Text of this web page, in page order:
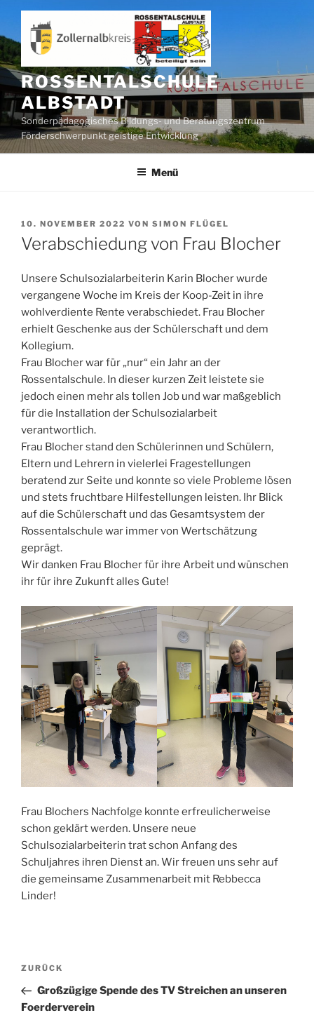
Zum
springen
ROSSENTALSCHULE
ALBSTADT
Sonderpädagogisches Bildungs- und Beratungszentrum
Förderschwerpunkt geistige Entwicklung
Menü
VERÖFFENTLICHT
AM
10. NOVEMBER 2022 VON SIMON FLÜGEL
Verabschiedung von Frau Blocher
Unsere Schulsozialarbeiterin Karin Blocher wurde
vergangene Woche im Kreis der Koop-Zeit in ihre
wohlverdiente Rente verabschiedet. Frau Blocher
erhielt Geschenke aus der Schülerschaft und dem
Kollegium.
Frau Blocher war für „nur“ ein Jahr an der
Rossentalschule. In dieser kurzen Zeit leistete sie
jedoch einen mehr als tollen Job und war maßgeblich
für die Installation der Schulsozialarbeit
verantwortlich.
Frau Blocher stand den Schülerinnen und Schülern,
Eltern und Lehrern in vielerlei Fragestellungen
beratend zur Seite und konnte so viele Probleme lösen
und stets fruchtbare Hilfestellungen leisten. Ihr Blick
auf die Schülerschaft und das Gesamtsystem der
Rossentalschule war immer von Wertschätzung
geprägt.
Wir danken Frau Blocher für ihre Arbeit und wünschen
ihr für ihre Zukunft alles Gute!
Frau Blochers Nachfolge konnte erfreulicherweise
schon geklärt werden. Unsere neue
Schulsozialarbeiterin trat schon Anfang des
Schuljahres ihren Dienst an. Wir freuen uns sehr auf
die gemeinsame Zusammenarbeit mit Rebbecca
Linder!
Beitragsnavigation
Vorheriger
Beitrag
ZURÜCK
Großzügige Spende des TV Streichen an unseren
Foerderverein